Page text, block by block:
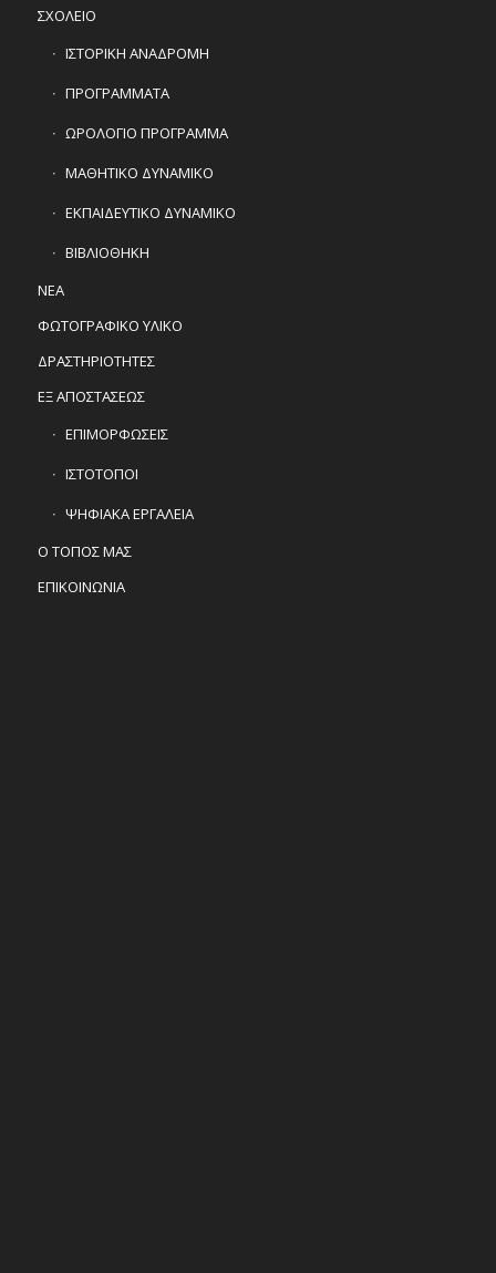
ΣΧΟΛΕΙΟ
ΙΣΤΟΡΙΚΗ ΑΝΑΔΡΟΜΗ
ΠΡΟΓΡΑΜΜΑΤΑ
ΩΡΟΛΟΓΙΟ ΠΡΟΓΡΑΜΜΑ
ΜΑΘΗΤΙΚΟ ΔΥΝΑΜΙΚΟ
ΕΚΠΑΙΔΕΥΤΙΚΟ ΔΥΝΑΜΙΚΟ
ΒΙΒΛΙΟΘΗΚΗ
ΝΕΑ
ΦΩΤΟΓΡΑΦΙΚΟ ΥΛΙΚΟ
ΔΡΑΣΤΗΡΙΟΤΗΤΕΣ
ΕΞ ΑΠΟΣΤΑΣΕΩΣ
ΕΠΙΜΟΡΦΩΣΕΙΣ
ΙΣΤΟΤΟΠΟΙ
ΨΗΦΙΑΚΑ ΕΡΓΑΛΕΙΑ
Ο ΤΟΠΟΣ ΜΑΣ
ΕΠΙΚΟΙΝΩΝΙΑ